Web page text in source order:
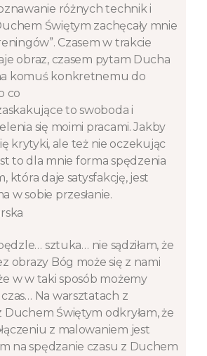
różnych technik i
Świętym zachęcały mnie
Czasem w trakcie
obraz, czasem pytam Ducha
komuś konkretnemu do
co
to swoboda i
się moimi pracami. Jakby
krytyki, ale też nie oczekując
to dla mnie forma spędzenia
która daje satysfakcję, jest
w sobie przesłanie.
sztuka… nie sądziłam, że
obrazy Bóg może się z nami
w w taki sposób możemy
Na warsztatach z
Duchem Świętym odkryłam, że
z malowaniem jest
na spędzanie czasu z Duchem